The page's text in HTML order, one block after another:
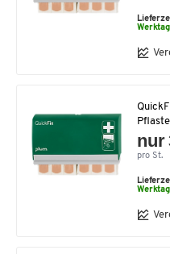
nur
pro St.